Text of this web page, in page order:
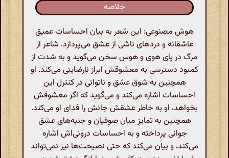
خلاصه
هوش مصنوعی: این شعر به بیان احساسات عمیق
عاشقانه و دردهای ناشی از عشق می‌پردازد. شاعر از
مرگ در پای هوی و هوس سخن می‌گوید و به شدت از
کمبود دسترسی به معشوقش ابراز نارضایتی می‌کند. او
همچنین به شوق عشق و ناتوانی در کنترل این
احساسات اشاره می‌کند و می‌گوید که اگر معشوقش
بخواهد، او به خاطر عشقش جانش را فدای او می‌کند.
همچنین به تمایز میان صوفیان و جنبه‌های عشق
جوانی پرداخته و به احساسات درونی‌اش اشاره
می‌کند، و بیان می‌کند که حتی نصیحت‌ها نیز نمی‌تواند